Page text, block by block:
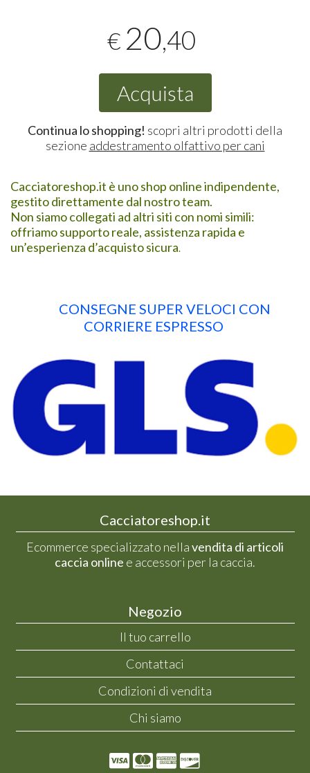
€ 20,40
Acquista
Continua lo shopping! scopri altri prodotti della
sezione addestramento olfattivo per cani
Cacciatoreshop.it è uno shop online indipendente,
gestito direttamente dal nostro team.
Non siamo collegati ad altri siti con nomi simili:
offriamo supporto reale, assistenza rapida e
un’esperienza d’acquisto sicura.
CONSEGNE SUPER VELOCI CON
CORRIERE ESPRESSO
Cacciatoreshop.it
Ecommerce specializzato nellavendita di articoli
caccia online e accessori per la caccia.
Negozio
Il tuo carrello
Contattaci
Condizioni di vendita
Chi siamo